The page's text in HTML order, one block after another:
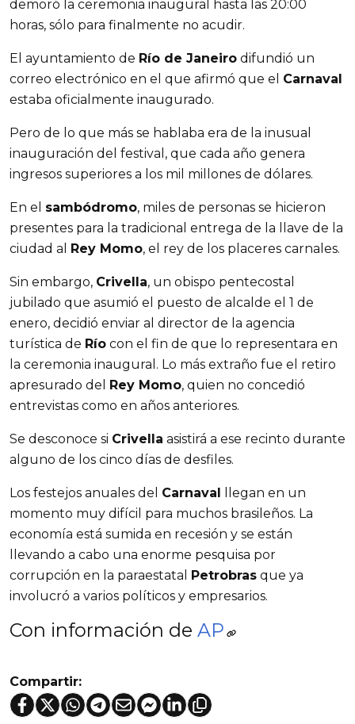
demoró la ceremonia inaugural hasta las 20:00
horas, sólo para finalmente no acudir.
El ayuntamiento de Río de Janeiro difundió un
correo electrónico en el que afirmó que el Carnaval
estaba oficialmente inaugurado.
Pero de lo que más se hablaba era de la inusual
inauguración del festival, que cada año genera
ingresos superiores a los mil millones de dólares.
En el sambódromo, miles de personas se hicieron
presentes para la tradicional entrega de la llave de la
ciudad al
Rey Momo, el rey de los placeres carnales.
Sin embargo, Crivella, un obispo pentecostal
jubilado que asumió el puesto de alcalde el 1 de
enero, decidió enviar al director de la agencia
turística de Río con el fin de que lo representara en
la ceremonia inaugural. Lo más extraño fue el retiro
apresurado del
Rey Momo, quien no concedió
entrevistas como en años anteriores.
Se desconoce si Crivella asistirá a ese recinto durante
alguno de los cinco días de desfiles.
Los festejos anuales del Carnaval
llegan en un
momento muy difícil para muchos brasileños. La
economía está sumida en recesión y se están
llevando a cabo una enorme pesquisa por
corrupción en la paraestatal
Petrobras que ya
involucró a varios políticos y empresarios.
Con información de AP
Compartir: